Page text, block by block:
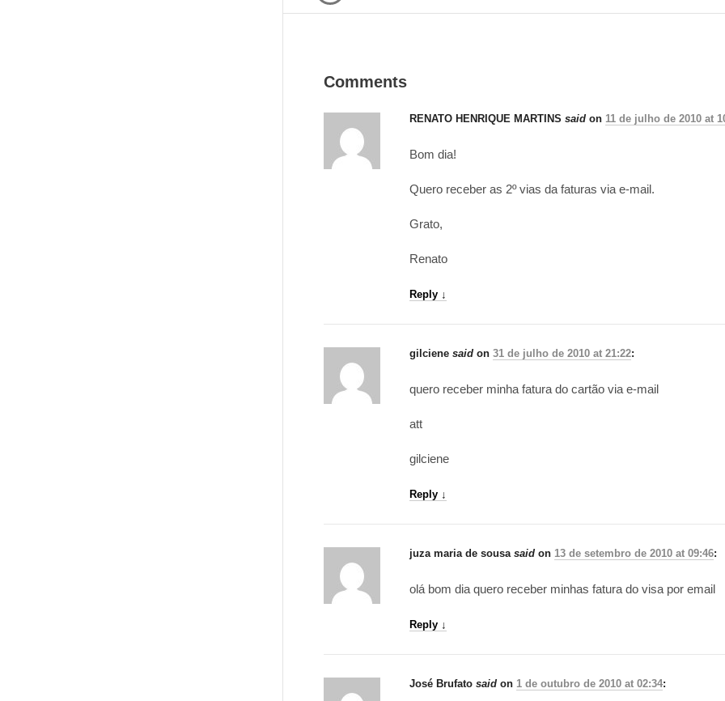
Comments
RENATO HENRIQUE MARTINS said on 11 de julho de 2010 at
Bom dia!
Quero receber as 2º vias da faturas via e-mail.
Grato,
Renato
Reply ↓
gilciene said on31 de julho de 2010 at 21:22:
quero receber minha fatura do cartão via e-mail
att
gilciene
Reply ↓
juza maria de sousa said on 13 de setembro de 2010 at 09:46:
olá bom dia quero receber minhas fatura do visa por email
Reply ↓
José Brufato said on 1 de outubro de 2010 at 02:34: